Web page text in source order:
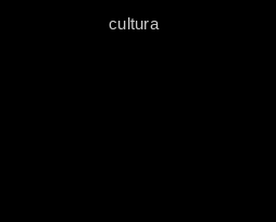
cultura